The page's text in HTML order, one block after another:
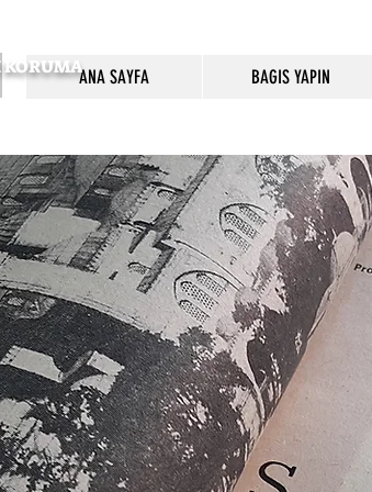
KORUMAANA SAYFA BAGIS YAPIN